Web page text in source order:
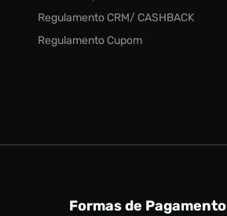
Regulamento CRM/ CASHBACK
Regulamento Cupom
Formas de Pagamento